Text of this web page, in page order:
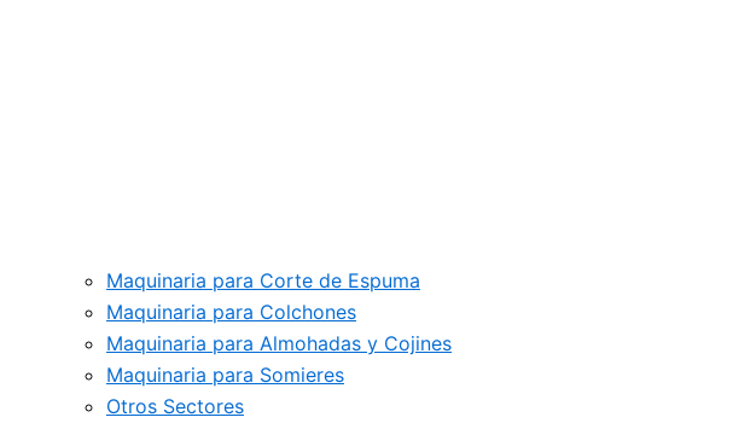
Maquinaria para Corte de Espuma
Maquinaria para Colchones
Maquinaria para Almohadas y Cojines
Maquinaria para Somieres
Otros Sectores